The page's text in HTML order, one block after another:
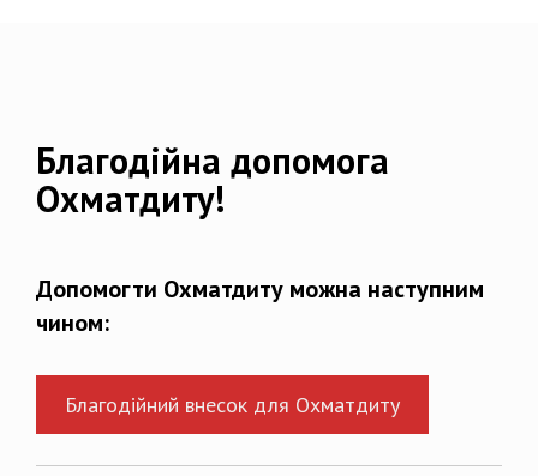
Благодійна допомога
Охматдиту!
Допомогти Охматдиту можна наступним
чином:
Благодійний внесок для Охматдиту